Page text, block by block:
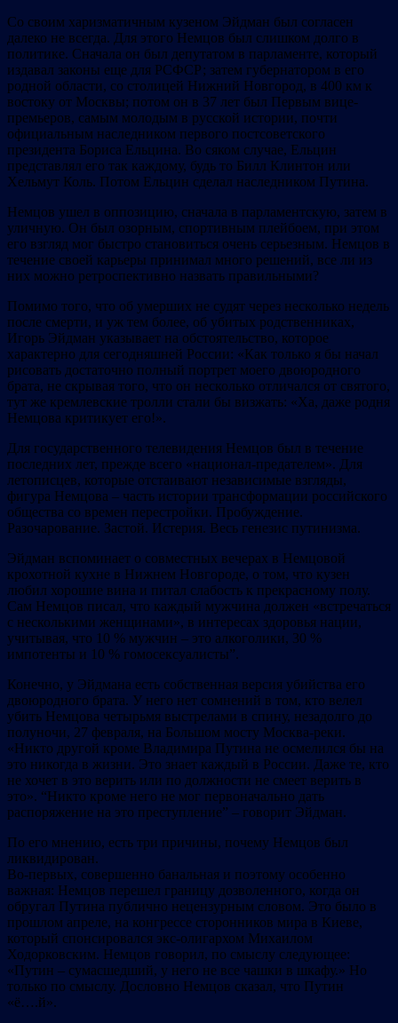
Со своим харизматичным кузеном Эйдман был согласен
далеко не всегда. Для этого Немцов был слишком долго в
политике. Сначала он был депутатом в парламенте, который
издавал законы еще для РСФСР; затем губернатором в его
родной области, со столицей Нижний Новгород, в 400 км к
востоку от Москвы; потом он в 37 лет был Первым вице-
премьеров, самым молодым в русской истории, почти
официальным наследником первого постсоветского
президента Бориса Ельцина. Во сяком случае, Ельцин
представлял его так каждому, будь то Билл Клинтон или
Хельмут Коль. Потом Ельцин сделал наследником Путина.
Немцов ушел в оппозицию, сначала в парламентскую, затем в
уличную. Он был озорным, спортивным плейбоем, при этом
его взгляд мог быстро становиться очень серьезным. Немцов в
течение своей карьеры принимал много решений, все ли из
них можно ретроспективно назвать правильными?
Помимо того, что об умерших не судят через несколько недель
после смерти, и уж тем более, об убитых родственниках,
Игорь Эйдман указывает на обстоятельство, которое
характерно для сегодняшней России: «Как только я бы начал
рисовать достаточно полный портрет моего двоюродного
брата, не скрывая того, что он несколько отличался от святого,
тут же кремлевские тролли стали бы визжать: «Ха, даже родня
Немцова критикует его!».
Для государственного телевидения Немцов был в течение
последних лет, прежде всего «национал-предателем». Для
летописцев, которые отстаивают независимые взгляды,
фигура Немцова – часть истории трансформации российского
общества со времен перестройки. Пробуждение.
Разочарование. Застой. Истерия. Весь генезис путинизма.
Эйдман вспоминает о совместных вечерах в Немцовой
крохотной кухне в Нижнем Новгороде, о том, что кузен
любил хорошие вина и питал слабость к прекрасному полу.
Сам Немцов писал, что каждый мужчина должен «встречаться
с несколькими женщинами», в интересах здоровья нации,
учитывая, что 10 % мужчин – это алкоголики, 30 %
импотенты и 10 % гомосексуалисты”.
Конечно, у Эйдмана есть собственная версия убийства его
двоюродного брата. У него нет сомнений в том, кто велел
убить Немцова четырьмя выстрелами в спину, незадолго до
полуночи, 27 февраля, на Большом мосту Москва-реки.
«Никто другой кроме Владимира Путина не осмелился бы на
это никогда в жизни. Это знает каждый в России. Даже те, кто
не хочет в это верить или по должности не смеет верить в
это». “Никто кроме него не мог первоначально дать
распоряжение на это преступление” – говорит Эйдман.
По его мнению, есть три причины, почему Немцов был
ликвидирован.
Во-первых, совершенно банальная и поэтому особенно
важная: Немцов перешел границу дозволенного, когда он
обругал Путина публично нецензурным словом. Это было в
прошлом апреле, на конгрессе сторонников мира в Киеве,
который спонсировался экс-олигархом Михаилом
Ходорковским. Немцов говорил, по смыслу следующее:
«Путин – сумасшедший, у него не все чашки в шкафу.» Но
только по смыслу. Дословно Немцов сказал, что Путин
«ё….й».